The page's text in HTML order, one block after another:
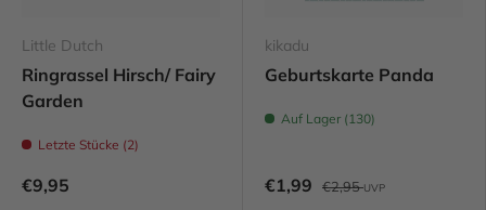
Little Dutch
Ringrassel Hirsch/ Fairy
Garden
Letzte Stücke (2)
€9,95
kikadu
Geburtskarte Panda
Auf Lager (130)
€1,99 €2,95UVP